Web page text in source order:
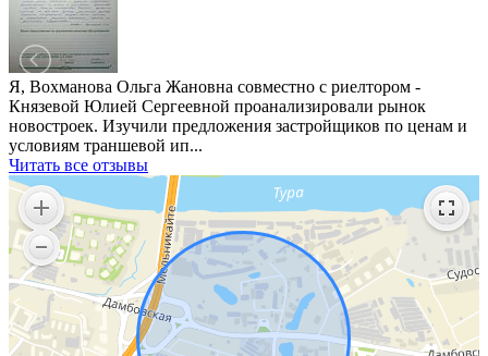
Я, Вохманова Ольга Жановна совместно с риелтором -
Князевой Юлией Сергеевной проанализировали рынок
новостроек. Изучили предложения застройщиков по ценам и
условиям траншевой ип...
Читать все отзывы